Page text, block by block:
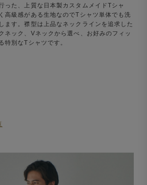
った、上質な日本製カスタムメイドTシャ
高級感がある生地なのでTシャツ単体でも洗
ます。襟型は上品なネックラインを追求した
ネック、Vネックから選べ、お好みのフィッ
特別なTシャツです。